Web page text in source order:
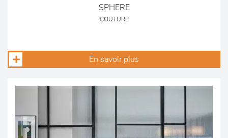
SPHERE
COUTURE
En savoir plus